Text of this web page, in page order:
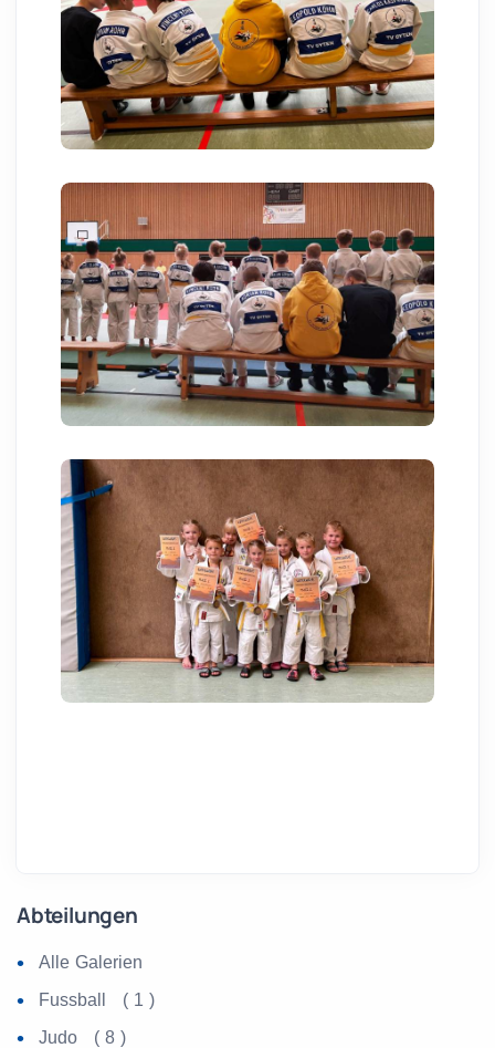
Abteilungen
Alle Galerien
Fussball ( 1 )
Judo ( 8 )